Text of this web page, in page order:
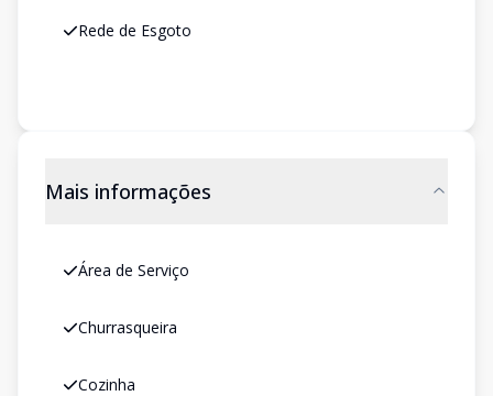
Rede de Esgoto
Mais informações
Área de Serviço
Churrasqueira
Cozinha